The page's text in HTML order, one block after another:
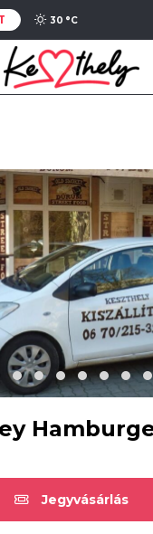
30 °C
Jegyvásárlás